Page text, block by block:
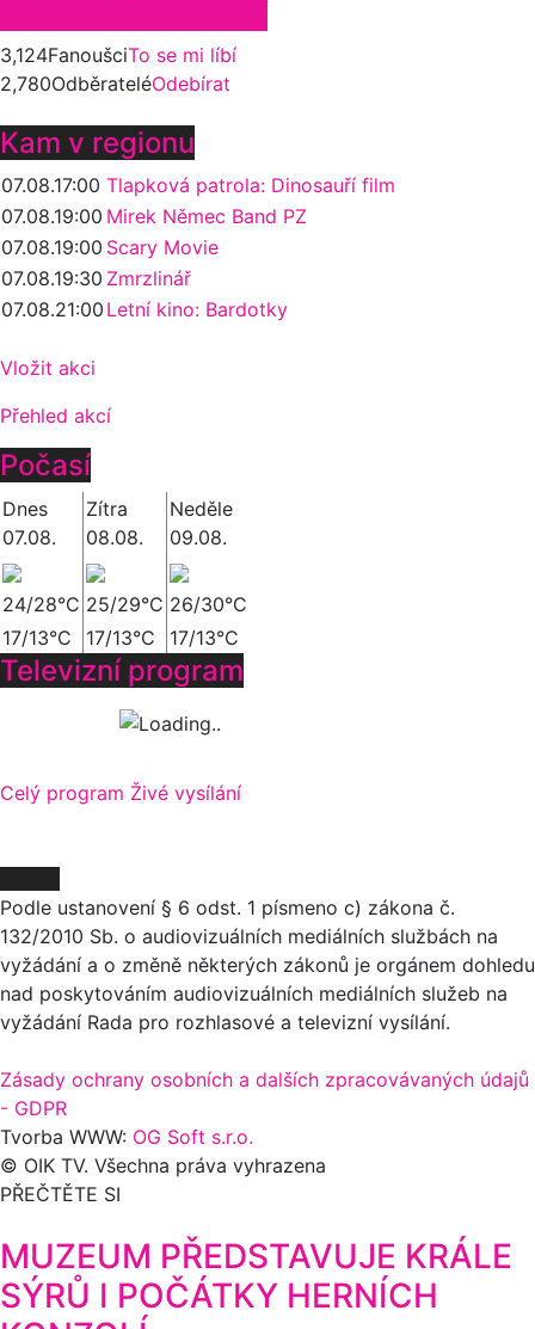
3,124FanoušciTo se mi líbí
2,780OdběrateléOdebírat
Kam v regionu
07.08.17:00 Tlapková patrola: Dinosauří film
07.08.19:00 Mirek Němec Band PZ
07.08.19:00 Scary Movie
07.08.19:30 Zmrzlinář
07.08.21:00 Letní kino: Bardotky
Vložit akci
Přehled akcí
Počasí
Dnes
07.08.
Zítra
08.08.
Neděle
09.08.
24/28°C 25/29°C 26/30°C
17/13°C
17/13°C 17/13°C
Televizní program
Celý program Živé vysílání
Podle ustanovení § 6 odst. 1 písmeno c) zákona č.
132/2010 Sb. o audiovizuálních mediálních službách na
vyžádání a o změně některých zákonů je orgánem dohledu
nad poskytováním audiovizuálních mediálních služeb na
vyžádání Rada pro rozhlasové a televizní vysílání.
Zásady ochrany osobních a dalších zpracovávaných údajů
- GDPR
Tvorba WWW: OG Soft s.r.o.
© OIK TV. Všechna práva vyhrazena
PŘEČTĚTE SI
MUZEUM PŘEDSTAVUJE KRÁLE
SÝRŮ I POČÁTKY HERNÍCH